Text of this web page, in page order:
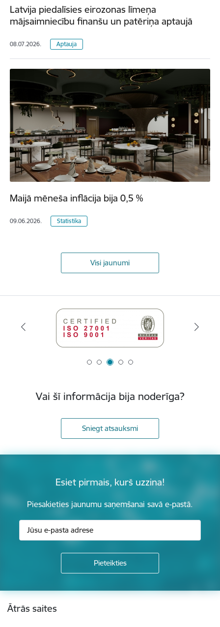
Latvija piedalīsies eirozonas līmeņa
mājsaimniecību finanšu un patēriņa aptaujā
08.07.2026. Aptauja
Maijā mēneša inflācija bija 0,5 %
09.06.2026. Statistika
Visi jaunumi
Vai šī informācija bija noderīga?
Sniegt atsauksmi
Esiet pirmais, kurš uzzina!
Piesakieties jaunumu saņemšanai savā e-pastā.
Kājene
Ātrās saites